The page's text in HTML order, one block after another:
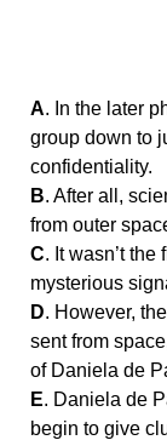
A. In the later
group down to
confidentiality.
B. After all,
from outer
C. It wasn’t
mysterious
D. However,
sent from
of Daniela de
E. Daniela de
begin to give